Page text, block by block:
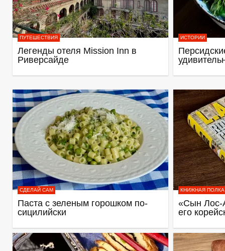
ПУТЕШЕСТВИЯ
Легенды отеля Mission Inn в
Риверсайде
ИСТОРИИ
СДЕЛАЙ САМ
Паста с зеленым горошком по-
сицилийски
КНИЖНАЯ ПОЛКА
«Сын Лос-
его